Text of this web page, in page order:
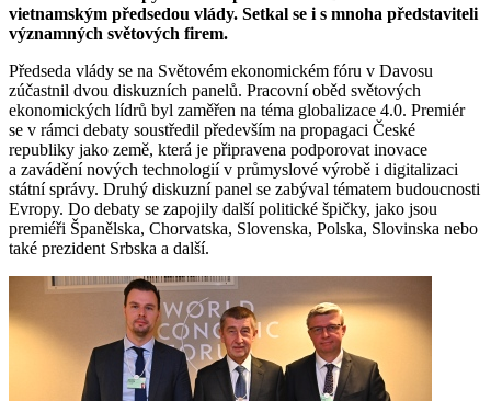
vietnamským předsedou vlády. Setkal se i s mnoha představiteli
významných světových firem.
Předseda vlády se na Světovém ekonomickém fóru v Davosu
zúčastnil dvou diskuzních panelů. Pracovní oběd světových
ekonomických lídrů byl zaměřen na téma globalizace 4.0. Premiér
se v rámci debaty soustředil především na propagaci České
republiky jako země, která je připravena podporovat inovace
a zavádění nových technologií v průmyslové výrobě i digitalizaci
státní správy. Druhý diskuzní panel se zabýval tématem budoucnosti
Evropy. Do debaty se zapojily další politické špičky, jako jsou
premiéři Španělska, Chorvatska, Slovenska, Polska, Slovinska nebo
také prezident Srbska a další.